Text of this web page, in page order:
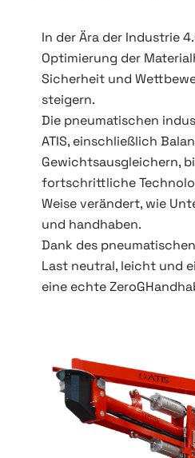
In der Ära der Industrie
Optimierung der
Sicherheit und
steigern.
Die pneumatischen
ATIS, einschließlich
Gewichtsausgleichern,
fortschrittliche
Weise verändert, wie
und handhaben.
Dank des
Last neutral, leicht und
eine echte